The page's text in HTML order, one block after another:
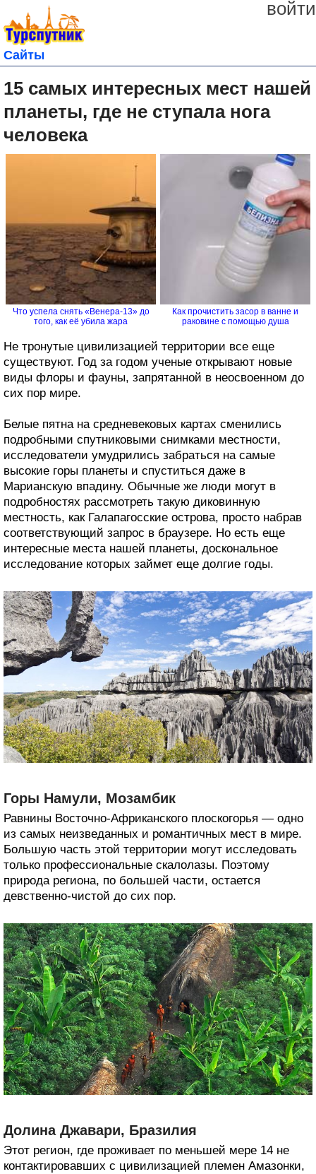
войти
Сайты
15 самых интересных мест нашей
планеты, где не ступала нога
человека
Что успела снять «Венера-13» до
того, как её убила жара
Как прочистить засор в ванне и
раковине с помощью душа
Не тронутые цивилизацией территории все еще
существуют. Год за годом ученые открывают новые
виды флоры и фауны, запрятанной в неосвоенном до
сих пор мире.
Белые пятна на средневековых картах сменились
подробными спутниковыми снимками местности,
исследователи умудрились забраться на самые
высокие горы планеты и спуститься даже в
Марианскую впадину. Обычные же люди могут в
подробностях рассмотреть такую диковинную
местность, как Галапагосские острова, просто набрав
соответствующий запрос в браузере. Но есть еще
интересные места нашей планеты, доскональное
исследование которых займет еще долгие годы.
Горы Намули, Мозамбик
Равнины Восточно-Африканского плоскогорья — одно
из самых неизведанных и романтичных мест в мире.
Большую часть этой территории могут исследовать
только профессиональные скалолазы. Поэтому
природа региона, по большей части, остается
девственно-чистой до сих пор.
Долина Джавари, Бразилия
Этот регион, где проживает по меньшей мере 14 не
контактировавших с цивилизацией племен Амазонки,